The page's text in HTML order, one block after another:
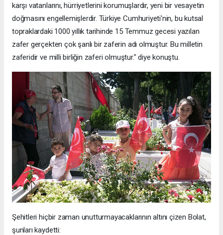
karşı vatanlarını, hürriyetlerini korumuşlardır, yeni bir vesayetin
doğmasını engellemişlerdir. Türkiye Cumhuriyeti'nin, bu kutsal
topraklardaki 1000 yıllık tarihinde 15 Temmuz gecesi yazılan
zafer gerçekten çok şanlı bir zaferin adı olmuştur. Bu milletin
zaferidir ve milli birliğin zaferi olmuştur." diye konuştu.
Şehitleri hiçbir zaman unutturmayacaklarının altını çizen Bolat,
şunları kaydetti: